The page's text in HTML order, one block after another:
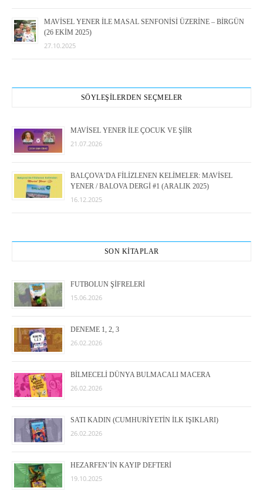
MAVİSEL YENER İLE MASAL SENFONİSİ ÜZERİNE – BİRGÜN
(26 EKİM 2025)
27.10.2025
SÖYLEŞİLERDEN SEÇMELER
MAVİSEL YENER İLE ÇOCUK VE ŞİİR
21.07.2026
BALÇOVA’DA FİLİZLENEN KELİMELER: MAVİSEL
YENER / BALOVA DERGİ #1 (ARALIK 2025)
16.12.2025
SON KİTAPLAR
FUTBOLUN ŞİFRELERİ
15.06.2026
DENEME 1, 2, 3
26.02.2026
BİLMECELİ DÜNYA BULMACALI MACERA
26.02.2026
SATI KADIN (CUMHURİYETİN İLK IŞIKLARI)
26.02.2026
HEZARFEN’İN KAYIP DEFTERİ
19.10.2025